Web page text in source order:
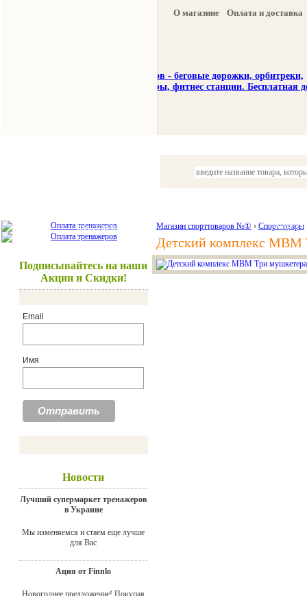
О магазине Оплата и доставка
Красота и здоровье Акции и
Подписывайтесь на наши
Акции и Скидки!
Email
Имя
Новости
Лучший супермаркет тренажеров
в Украине
Мы изменяемся и стаем еще лучше
для Вас
Ация от Finnlo
Новогоднее предложение! Покупая
Магазин спорттоваров №① › Спорттовары
Детский комплекс МВМ